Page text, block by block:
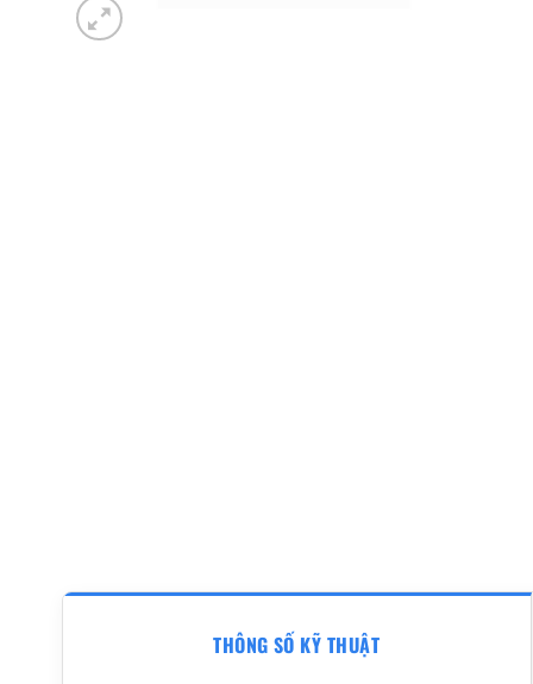
THÔNG SỐ KỸ THUẬT